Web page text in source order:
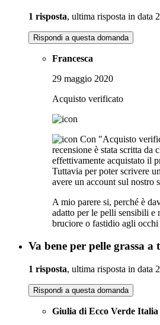
1 risposta, ultima risposta in data
Rispondi a questa domanda
Francesca
29 maggio 2020
Acquisto verificato
Con "Acquisto
recensione è stata scritta da
effettivamente acquistato il
Tuttavia per poter scrivere
avere un account sul nostro
A mio parere si, perché è
adatto per le pelli sensibili e
bruciore o fastidio agli occhi
Va bene per pelle grassa a
1 risposta, ultima risposta in data
Rispondi a questa domanda
Giulia di Ecco Verde Italia